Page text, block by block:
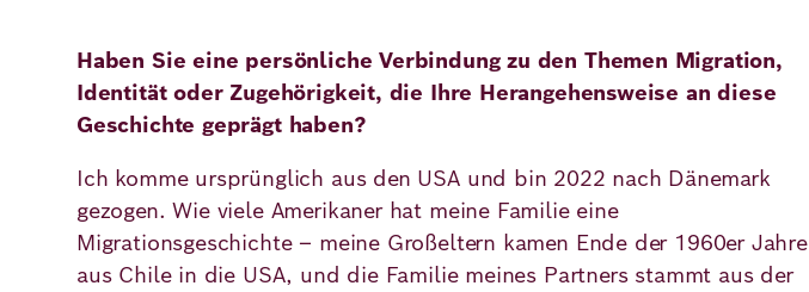
Haben Sie eine persönliche Verbindung zu den Themen Migration,
Identität oder Zugehörigkeit, die Ihre Herangehensweise an diese
Geschichte geprägt haben?
Ich komme ursprünglich aus den USA und bin 2022 nach Dänemark
gezogen. Wie viele Amerikaner hat meine Familie eine
Migrationsgeschichte – meine Großeltern kamen Ende der 1960er Jahre
aus Chile in die USA, und die Familie meines Partners stammt aus der